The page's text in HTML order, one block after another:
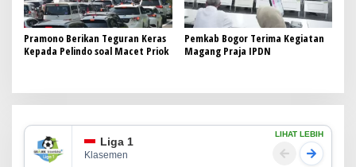
Pramono Berikan Teguran Keras
Kepada Pelindo soal Macet Priok
Pemkab Bogor Terima Kegiatan
Magang Praja IPDN
Liga 1
Klasemen
LIHAT LEBIH